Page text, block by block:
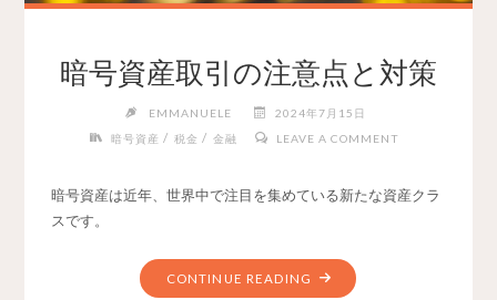
暗号資産取引の注意点と対策
EMMANUELE
2024年7月15日
暗号資産 / 税金 / 金融 LEAVE A COMMENT
暗号資産は近年、世界中で注目を集めている新たな資産クラ
スです。
CONTINUE READING